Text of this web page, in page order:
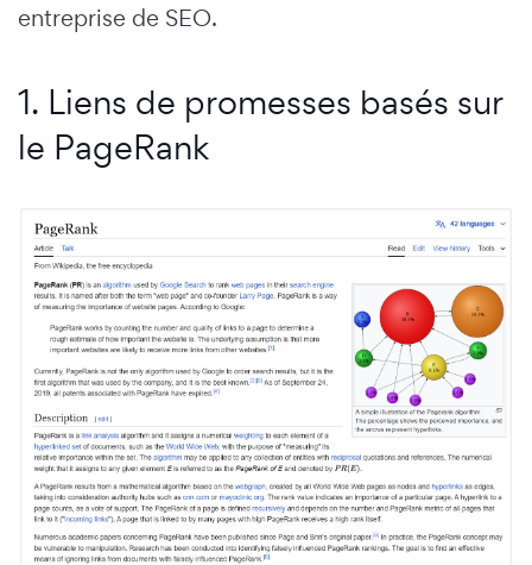
entreprise de SEO.
1. Liens de promesses basés sur
le PageRank